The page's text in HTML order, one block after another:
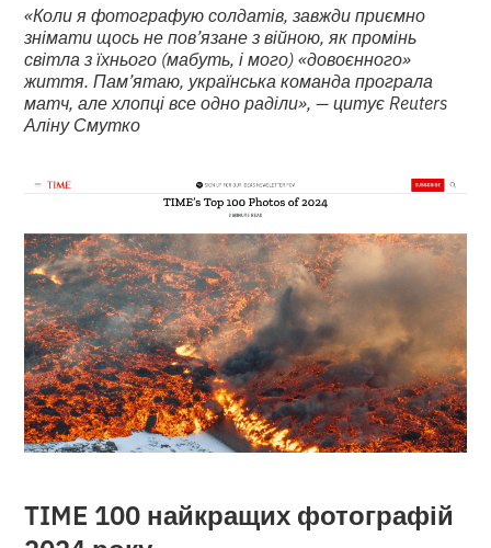
«Коли я фотографую солдатів, завжди приємно
знімати щось не пов’язане з війною, як промінь
світла з їхнього (мабуть, і мого) «довоєнного»
життя. Пам’ятаю, українська команда програла
матч, але хлопці все одно раділи», — цитує Reuters
Аліну Смутко
TIME 100 найкращих фотографій